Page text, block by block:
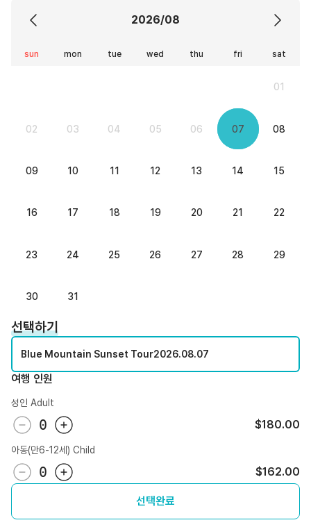
2026/08
sun mon tue wed thu fri sat
01
02 03 04 05 06 07 08
09 10 11 12 13 14 15
16 17 18 19 20 21 22
23 24 25 26 27 28 29
30 31
선택하기
Blue Mountain Sunset Tour2026.08.07
여행 인원
성인 Adult
0 $180.00
아동(만6-12세) Child
0 $162.00
선택완료